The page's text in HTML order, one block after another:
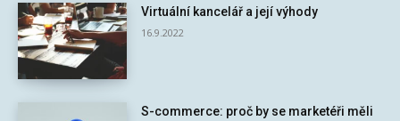
Virtuální kancelář a její výhody
16.9.2022
S-commerce: proč by se marketéři měli